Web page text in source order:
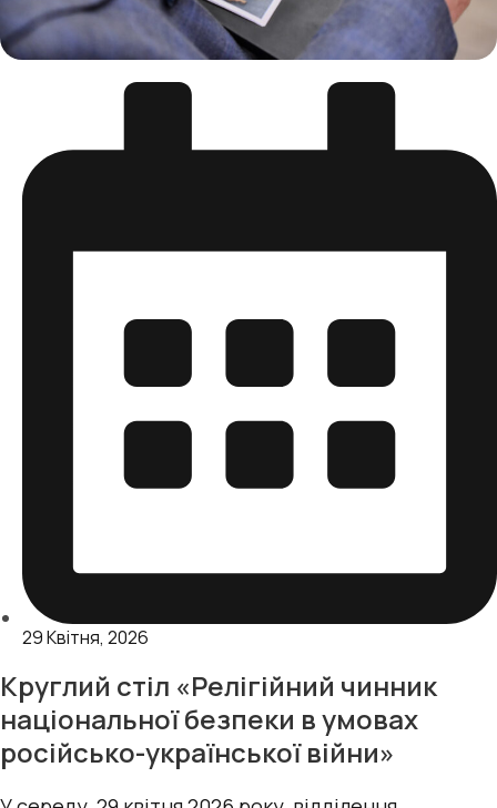
29 Квітня, 2026
Круглий стіл «Релігійний чинник
національної безпеки в умовах
російсько-української війни»